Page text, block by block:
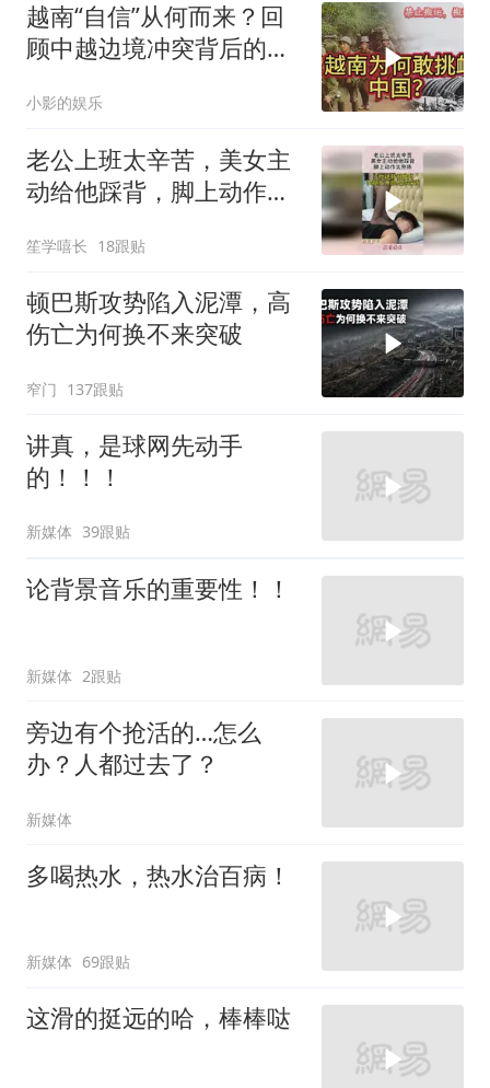
越南“自信”从何而来？回
顾中越边境冲突背后的故
小影的娱乐
老公上班太辛苦，美女主
动给他踩背，脚上动作太
笙学嘻长 18跟贴
顿巴斯攻势陷入泥潭，高
伤亡为何换不来突破
窄门 137跟贴
讲真，是球网先动手
的！！！
新媒体 39跟贴
论背景音乐的重要性！！
新媒体 2跟贴
旁边有个抢活的…怎么
办？人都过去了？
新媒体
多喝热水，热水治百病！
新媒体 69跟贴
这滑的挺远的哈，棒棒哒